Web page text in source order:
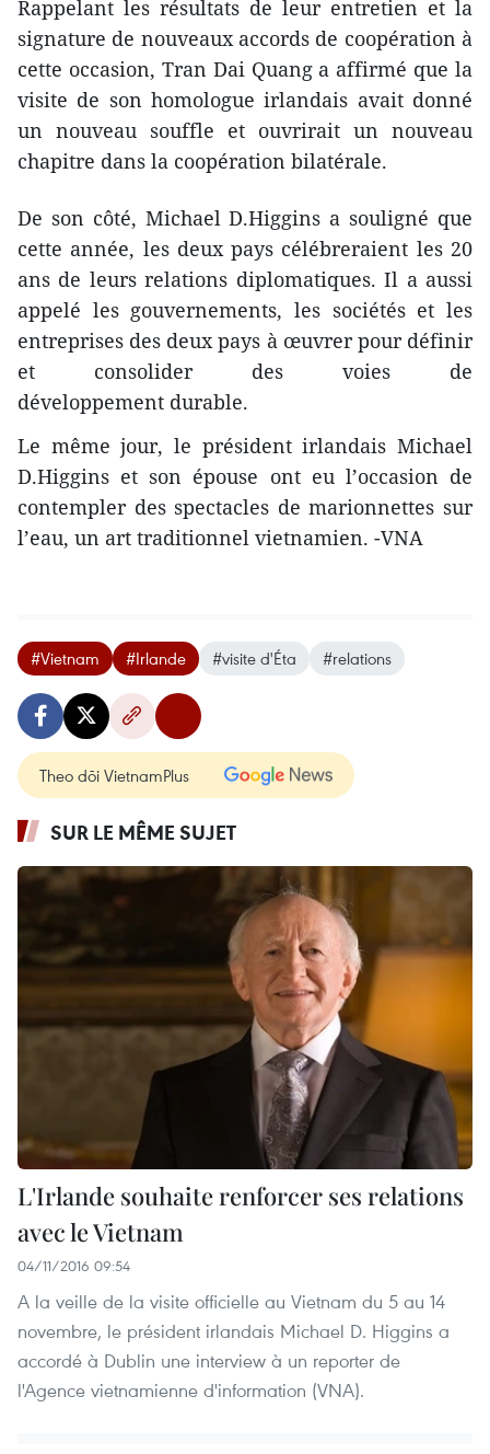
Rappelant les résultats de leur entretien et la
signature de nouveaux accords de coopération à
cette occasion, Tran Dai Quang a affirmé que la
visite de son homologue irlandais avait donné
un nouveau souffle et ouvrirait un nouveau
chapitre d​ans la coopération bilatérale.
De son côté, Michael D.Higgins a souligné que
cette année, les deux pays célébreraient les 20
ans de leurs relations diplomatiques. Il a aussi
appelé les gouvernements, les sociétés et les
entreprises des deux pays à œuvrer pour définir
et consolider ​des voies d​e
développement durable.
Le même jour, le président irlandais Michael
D.Higgins et son épouse ont eu l’occasion de
contempler ​des spectacles de marionnettes sur
l’eau, un art traditionnel ​vietnamien. -VNA
#Vietnam #Irlande #visite d'Éta #relations
Theo dõi VietnamPlus
SUR LE MÊME SUJET
L'Irlande souhaite renforcer ses relations
avec le Vietnam
04/11/2016 09:54
A la veille de la visite officielle au Vietnam du 5 au 14
novembre, le président irlandais Michael D. Higgins a
accordé à Dublin une interview à un reporter de
l'Agence vietnamienne d'information (VNA).